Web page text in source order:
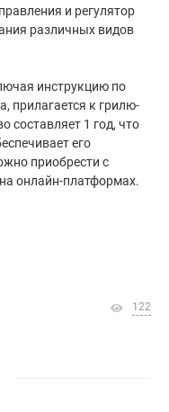
и регулятор
различных видов
инструкцию по
прилагается к грилю-
составляет 1 год, что
его
приобрести с
онлайн-платформах.
122